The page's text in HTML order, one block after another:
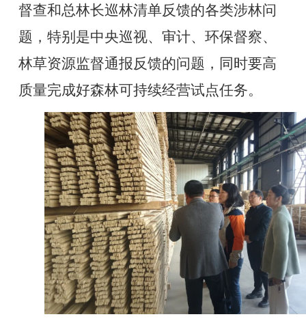
督查和总林长巡林清单反馈的各类涉林问
题，特别是中央巡视、审计、环保督察、
林草资源监督通报反馈的问题，同时要高
质量完成好森林可持续经营试点任务。